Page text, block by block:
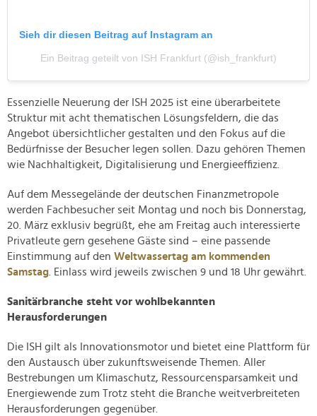
Sieh dir diesen Beitrag auf Instagram an
Ein Beitrag geteilt von ISH Frankfurt (@ish_frankfurt)
Essenzielle Neuerung der ISH 2025 ist eine überarbeitete
Struktur mit acht thematischen Lösungsfeldern, die das
Angebot übersichtlicher gestalten und den Fokus auf die
Bedürfnisse der Besucher legen sollen. Dazu gehören Themen
wie Nachhaltigkeit, Digitalisierung und Energieeffizienz.
Auf dem Messegelände der deutschen Finanzmetropole
werden Fachbesucher seit Montag und noch bis Donnerstag,
20. März exklusiv begrüßt, ehe am Freitag auch interessierte
Privatleute gern gesehene Gäste sind – eine passende
Einstimmung auf den Weltwassertag am kommenden
Samstag . Einlass wird jeweils zwischen 9 und 18 Uhr gewährt.
Sanitärbranche steht vor wohlbekannten
Herausforderungen
Die ISH gilt als Innovationsmotor und bietet eine Plattform für
den Austausch über zukunftsweisende Themen. Aller
Bestrebungen um Klimaschutz, Ressourcensparsamkeit und
Energiewende zum Trotz steht die Branche weitverbreiteten
Herausforderungen gegenüber.